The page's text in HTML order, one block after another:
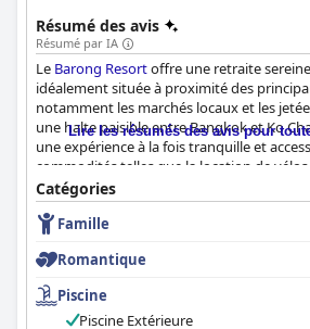
Résumé des avis
Résumé par IA
Le Barong Resortoffre une retraite
idéalement située à proximité des
notamment les marchés locaux et les
une halte paisible entre Bangkok et Ko
une expérience à la fois tranquille et
commodités telles que la location de
qu'un peu éloigné de la plage et du centre-
tranquille et le personnel amical
l'attrait, certains clients appréciant la
Le petit-déjeuner du complexe hôtelier est
qualité et sa variété, décrit comme
les critiques occasionnelles mentionnent
Lire les résumés des avis pour
Catégories
Famille
Romantique
Piscine
Piscine Extérieure